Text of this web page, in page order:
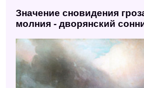
Значение сновидения
молния - дворянский